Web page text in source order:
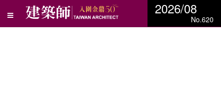
2026/08
No.620